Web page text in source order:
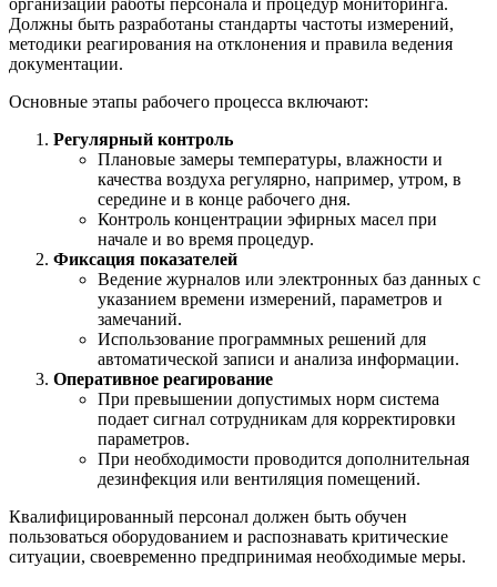
Должны быть разработаны стандарты частоты измерений,
методики реагирования на отклонения и правила ведения
документации.
Основные этапы рабочего процесса включают:
Регулярный контроль
Плановые замеры температуры, влажности и
качества воздуха регулярно, например, утром, в
середине и в конце рабочего дня.
Контроль концентрации эфирных масел при
начале и во время процедур.
Фиксация показателей
Ведение журналов или электронных баз данных с
указанием времени измерений, параметров и
замечаний.
Использование программных решений для
автоматической записи и анализа информации.
Оперативное реагирование
При превышении допустимых норм система
подает сигнал сотрудникам для корректировки
параметров.
При необходимости проводится дополнительная
дезинфекция или вентиляция помещений.
Квалифицированный персонал должен быть обучен
пользоваться оборудованием и распознавать критические
ситуации, своевременно предпринимая необходимые меры.